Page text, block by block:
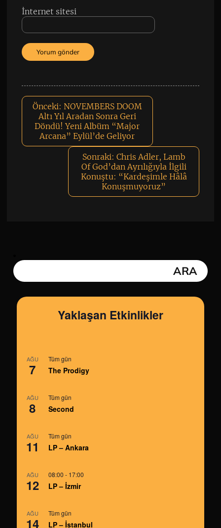
İnternet sitesi
Önceki: NOVEMBERS DOOM
Altı Yıl Aradan Sonra Geri
Döndü! Yeni Albüm “Major
Arcana” Eylül’de Geliyor
Sonraki: Chris Adler, Lamb
Of God’dan Ayrılığıyla İlgili
Konuştu: “Kardeşimle Hâlâ
Konuşmuyoruz”
Yaklaşan Etkinlikler
AĞU
7
Tüm gün
The Prodigy
AĞU
8
Tüm gün
Second
AĞU
11
Tüm gün
LP – Ankara
AĞU
12
08:00 - 17:00
LP – İzmir
AĞU
14
Tüm gün
LP – İstanbul